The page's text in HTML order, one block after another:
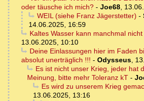
oder täusche ich mich? - Joe68,
WEIL (siehe Franz Jägerstetter) -
14.06.2025, 16:59
Kaltes Wasser kann manchmal
13.06.2025, 10:10
Deine Einlassungen hier im Faden
absolut unerträglich !!! - Odysseus,
Es ist nicht unser Krieg, jeder hat
Meinung, bitte mehr Toleranz kT -
Es wird zu unserem Krieg
13.06.2025, 13:16